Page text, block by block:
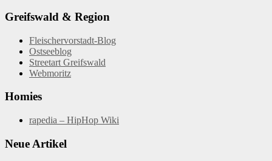
Greifswald & Region
Fleischervorstadt-Blog
Ostseeblog
Streetart Greifswald
Webmoritz
Homies
rapedia – HipHop Wiki
Neue Artikel